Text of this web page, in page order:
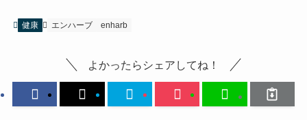
健康 エンハーブ enharb
よかったらシェアしてね！